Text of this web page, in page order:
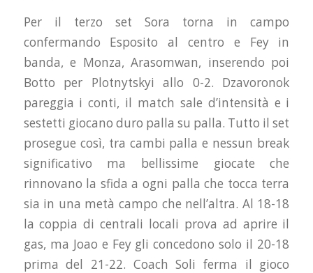
Per il terzo set Sora torna in campo
confermando Esposito al centro e Fey in
banda, e Monza, Arasomwan, inserendo poi
Botto per Plotnytskyi allo 0-2. Dzavoronok
pareggia i conti, il match sale d’intensità e i
sestetti giocano duro palla su palla. Tutto il set
prosegue così, tra cambi palla e nessun break
significativo ma bellissime giocate che
rinnovano la sfida a ogni palla che tocca terra
sia in una metà campo che nell’altra. Al 18-18
la coppia di centrali locali prova ad aprire il
gas, ma Joao e Fey gli concedono solo il 20-18
prima del 21-22. Coach Soli ferma il gioco